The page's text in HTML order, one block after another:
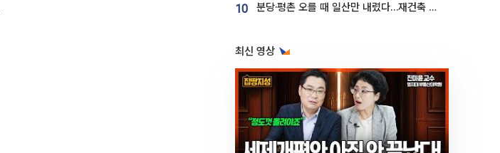
10 분당·평촌 오를 때 일산만 내렸다…재건축 기대감도 ‘무색’
최신 영상